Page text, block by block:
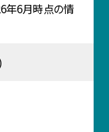
年6月時点の情